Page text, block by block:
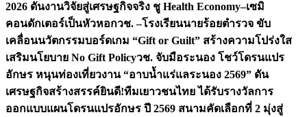
2026 ดันงานวิจัยสู่เศรษฐกิจจริง ชู Health Economy–เซมิ
คอนดักเตอร์เป็นหัวหอกวช. –โรงเรียนนายร้อยตำรวจ ขับ
เคลื่อนนวัตกรรมบอร์ดเกม “Gift or Guilt” สร้างความโปร่งใส
เสริมนโยบาย No Gift Policyวช. จับมือระนอง โชว์โดรนแปร
อักษร หนุนท่องเที่ยวงาน “อาบน้ำแร่แลระนอง 2569” ดัน
เศรษฐกิจสร้างสรรค์ยินดี!ทีมเยาวชนไทย ได้รับรางวัลการ
ออกแบบแผนโดรนแปรอักษร ปี 2569 สนามคัดเลือกที่ 2 มุ่งสู่